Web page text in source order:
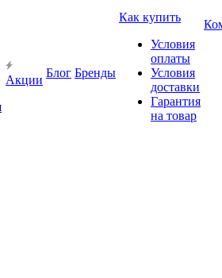
Акции
Блог Бренды
Как купить
Условия
оплаты
Условия
доставки
Гарантия
на товар